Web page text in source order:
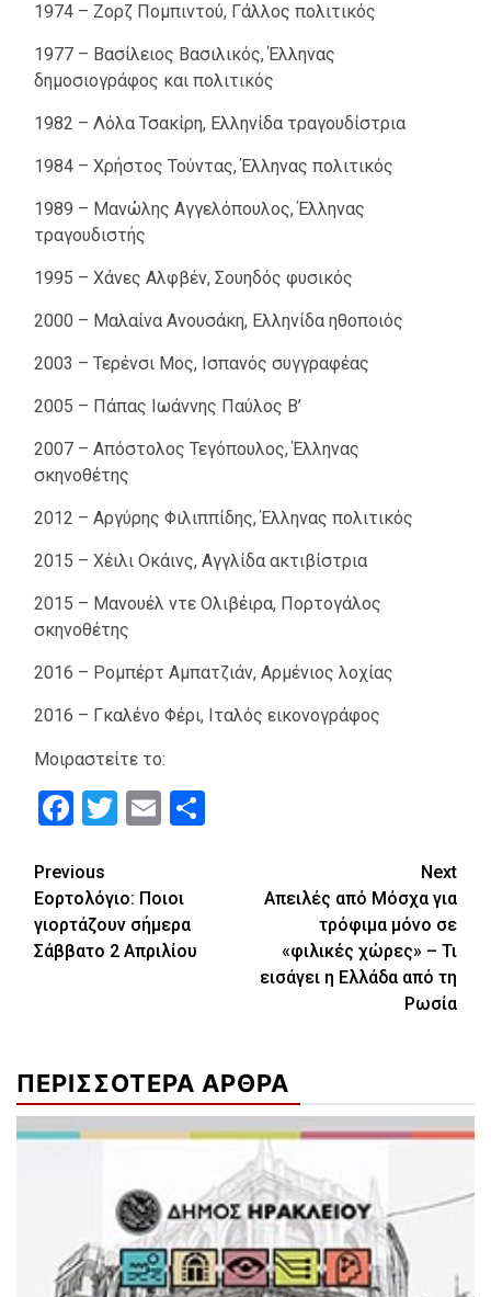
1974 – Ζορζ Πομπιντού, Γάλλος πολιτικός
1977 – Βασίλειος Βασιλικός, Έλληνας
δημοσιογράφος και πολιτικός
1982 – Λόλα Τσακίρη, Ελληνίδα τραγουδίστρια
1984 – Χρήστος Τούντας, Έλληνας πολιτικός
1989 – Μανώλης Αγγελόπουλος, Έλληνας
τραγουδιστής
1995 – Χάνες Αλφβέν, Σουηδός φυσικός
2000 – Μαλαίνα Ανουσάκη, Ελληνίδα ηθοποιός
2003 – Τερένσι Μος, Ισπανός συγγραφέας
2005 – Πάπας Ιωάννης Παύλος Β’
2007 – Απόστολος Τεγόπουλος, Έλληνας
σκηνοθέτης
2012 – Αργύρης Φιλιππίδης, Έλληνας πολιτικός
2015 – Χέιλι Οκάινς, Αγγλίδα ακτιβίστρια
2015 – Μανουέλ ντε Ολιβέιρα, Πορτογάλος
σκηνοθέτης
2016 – Ρομπέρτ Αμπατζιάν, Αρμένιος λοχίας
2016 – Γκαλένο Φέρι, Ιταλός εικονογράφος
Μοιραστείτε το:
Facebook
Twitter
Email
Continue
Reading
Previous
Εορτολόγιο: Ποιοι
γιορτάζουν σήμερα
Σάββατο 2 Απριλίου
Next
Απειλές από Μόσχα για
τρόφιμα μόνο σε
«φιλικές χώρες» – Τι
εισάγει η Ελλάδα από τη
Ρωσία
ΠΕΡΙΣΣΟΤΕΡΑ ΑΡΘΡΑ